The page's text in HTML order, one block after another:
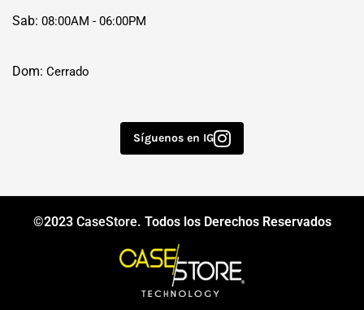
Sab: 08:00AM - 06:00PM
Dom: Cerrado
Síguenos en IG
©2023 CaseStore. Todos los Derechos Reservados